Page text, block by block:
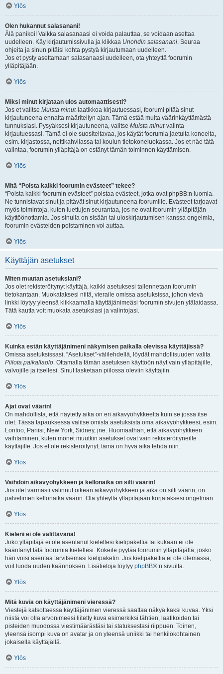
Ylös
Olen hukannut salasanani!
Älä panikoi! Vaikka salasanaasi ei voida palauttaa, se voidaan asettaa
uudelleen. Käy kirjautumissivulla ja klikkaa Unohdin salasanani. Seuraa
ohjeita ja sinun pitäisi kohta pystyä kirjautumaan uudelleen.
Jos et pysty asettamaan salasanaasi uudelleen, ota yhteyttä foorumin
ylläpitäjään.
Ylös
Miksi minut kirjataan ulos automaattisesti?
Jos et valitse Muista minut-laatikkoa kirjautuessasi, foorumi pitää sinut
kirjautuneena ennalta määritellyn ajan. Tämä estää muita väärinkäyttämästä
tunnuksiasi. Pysyäksesi kirjautuneena, valitse Muista minut-valinta
kirjautuessasi. Tämä ei ole suositeltavaa, jos käytät foorumia jaetulta koneelta,
esim. kirjastossa, nettikahvilassa tai koulun tietokoneluokassa. Jos et näe tätä
valintaa, foorumin ylläpitäjä on estänyt tämän toiminnon käyttämisen.
Ylös
Mitä “Poista kaikki foorumin evästeet” tekee?
“Poista kaikki foorumin evästeet” poistaa evästeet, jotka ovat phpBB:n luomia.
Ne tunnistavat sinut ja pitävät sinut kirjautuneena foorumille. Evästeet tarjoavat
myös toimintoja, kuten luettujen seurantaa, jos ne ovat foorumin ylläpitäjän
käyttöönottamia. Jos sinulla on sisään tai uloskirjautumisen kanssa ongelmia,
foorumin evästeiden poistaminen voi auttaa.
Ylös
Käyttäjän asetukset
Miten muutan asetuksiani?
Jos olet rekisteröitynyt käyttäjä, kaikki asetuksesi tallennetaan foorumin
tietokantaan. Muokataksesi niitä, vieraile omissa asetuksissa, johon vievä
linkki löytyy yleensä klikkaamalla käyttäjänimeäsi foorumin sivujen ylälaidassa.
Tätä kautta voit muokata asetuksiasi ja valintojasi.
Ylös
Kuinka estän käyttäjänimeni näkymisen paikalla olevissa käyttäjissä?
Omissa asetuksissasi, “Asetukset”-välilehdellä, löydät mahdollisuuden valita
Piilota paikallaolo. Ottamalla tämän asetuksen käyttöön näyt vain ylläpitäjille,
valvojille ja itsellesi. Sinut lasketaan piilossa oleviin käyttäjiin.
Ylös
Ajat ovat väärin!
On mahdollista, että näytetty aika on eri aikavyöhykkeeltä kuin se jossa itse
olet. Tässä tapauksessa valitse omista asetuksista oma aikavyöhykkeesi, esim.
Lontoo, Pariisi, New York, Sidney, jne. Huomaathan, että aikavyöhykkeen
vaihtaminen, kuten monet muutkin asetukset ovat vain rekisteröityneille
käyttäjille. Jos et ole rekisteröitynyt, tämä on hyvä aika tehdä niin.
Ylös
Vaihdoin aikavyöhykkeen ja kellonaika on silti väärin!
Jos olet varmasti valinnut oikean aikavyöhykkeen ja aika on silti väärin, on
palvelimen kellonaika väärin. Ota yhteyttä ylläpitäjään korjataksesi ongelman.
Ylös
Kieleni ei ole valittavana!
Joko ylläpitäjä ei ole asentanut kielellesi kielipakettia tai kukaan ei ole
kääntänyt tätä foorumia kielellesi. Kokeile pyytää foorumin ylläpitäjältä, josko
hän voisi asentaa tarvitsemasi kielipaketin. Jos kielipakettia ei ole olemassa,
voit luoda uuden käännöksen. Lisätietoja löytyy phpBB®:n sivuilta.
Ylös
Mitä kuvia on käyttäjänimeni vieressä?
Viestejä katsottaessa käyttäjänimen vieressä saattaa näkyä kaksi kuvaa. Yksi
niistä voi olla arvonimeesi liitetty kuva esimerkiksi tähtien, laatikoiden tai
pisteiden muodossa viestimäärästäsi tai statuksestasi riippuen. Toinen,
yleensä isompi kuva on avatar ja on yleensä uniikki tai henkilökohtainen
jokaisella käyttäjällä.
Ylös